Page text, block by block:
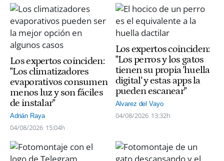
Los expertos coinciden:
"Los climatizadores
evaporativos consumen
menos luz y son fáciles
de instalar"
Adrián Raya
04/08/2026 15:04h
Los expertos coinciden:
"Los perros y los gatos
tienen su propia 'huella
digital' y estas apps la
pueden escanear"
Alvarez del Vayo
04/08/2026 13:32h